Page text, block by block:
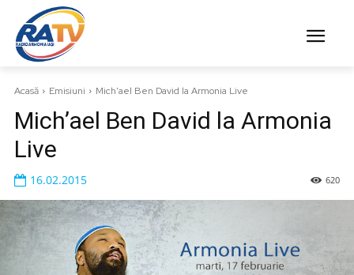
Acasă Emisiuni Mich'ael Ben David la Armonia Live
Mich’ael Ben David la Armonia
Live
620
16.02.2015